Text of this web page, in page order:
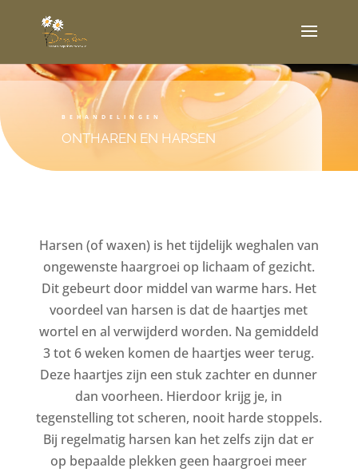
BEHANDELINGEN
ONTHAREN EN HARSEN
Harsen (of waxen) is het tijdelijk weghalen van
ongewenste haargroei op lichaam of gezicht.
Dit gebeurt door middel van warme hars. Het
voordeel van harsen is dat de haartjes met
wortel en al verwijderd worden. Na gemiddeld
3 tot 6 weken komen de haartjes weer terug.
Deze haartjes zijn een stuk zachter en dunner
dan voorheen. Hierdoor krijg je, in
tegenstelling tot scheren, nooit harde stoppels.
Bij regelmatig harsen kan het zelfs zijn dat er
op bepaalde plekken geen haargroei meer